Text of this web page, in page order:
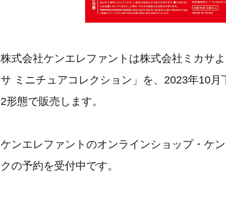
株式会社ケンエレファントは株式会社ミカサ
サ ミニチュアコレクション」を、2023年10
2形態で販売します。
ケンエレファントのオンラインショップ・ケ
クの予約を受付中です。